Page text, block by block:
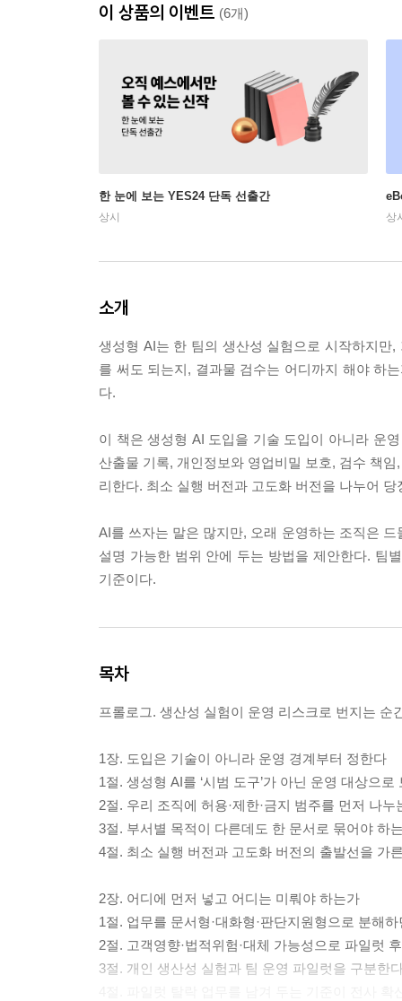
이 상품의 이벤트 (6개)
한 눈에 보는 YES24 단독 선출간
상시 상
소개
생성형 AI는 한 팀의 생산성 실험으로 시작하지만
를 써도 되는지, 결과물 검수는 어디까지 해야 하
다.
이 책은 생성형 AI 도입을 기술 도입이 아니라 운
산출물 기록, 개인정보와 영업비밀 보호, 검수 책
리한다. 최소 실행 버전과 고도화 버전을 나누어
AI를 쓰자는 말은 많지만, 오래 운영하는 조직은
설명 가능한 범위 안에 두는 방법을 제안한다. 팀
기준이다.
목차
프롤로그. 생산성 실험이 운영 리스크로 번지는 순
1장. 도입은 기술이 아니라 운영 경계부터 정한다
1절. 생성형 AI를 ‘시범 도구’가 아닌 운영 대상으로
2절. 우리 조직에 허용·제한·금지 범주를 먼저 나누
3절. 부서별 목적이 다른데도 한 문서로 묶어야 하
4절. 최소 실행 버전과 고도화 버전의 출발선을 가
2장. 어디에 먼저 넣고 어디는 미뤄야 하는가
1절. 업무를 문서형·대화형·판단지원형으로 분해
2절. 고객영향·법적위험·대체 가능성으로 파일럿
3절. 개인 생산성 실험과 팀 운영 파일럿을 구분한